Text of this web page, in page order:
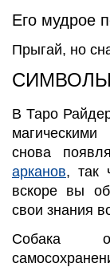
Его мудрое
Прыгай, но
В Таро
снова
арканов, так
вскоре вы
свои знания
Собака